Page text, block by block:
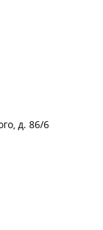
д. 86/6